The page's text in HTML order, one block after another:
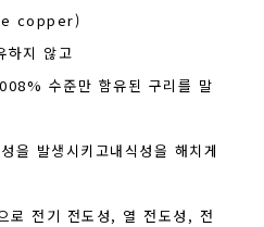
copper)
하지 않고
수준만 함유된 구리를 말
을 발생시키고내식성을 해치게
로 전기 전도성, 열 전도성, 전